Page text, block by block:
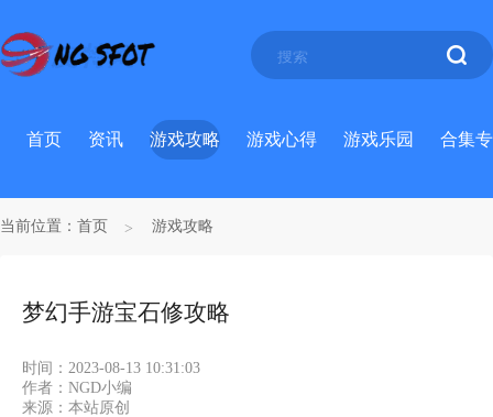
首页 资讯 游戏攻略 游戏心得 游戏乐园 合集
当前位置： 首页 游戏攻略
梦幻手游宝石修攻略
时间：2023-08-13 10:31:03
作者：NGD小编
来源：本站原创